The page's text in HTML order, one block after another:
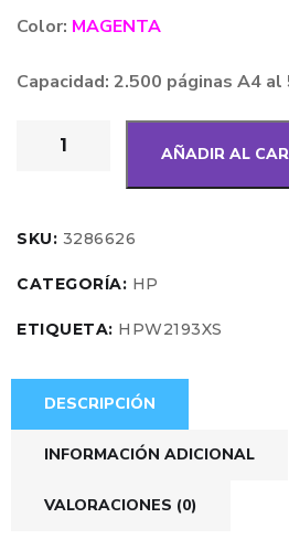
Color: MAGENTA
Capacidad: 2.500 páginas A4
AÑADIR AL
SKU: 3286626
CATEGORÍA: HP
ETIQUETA: HPW2193XS
DESCRIPCIÓN
INFORMACIÓN ADICIONAL
VALORACIONES (0)